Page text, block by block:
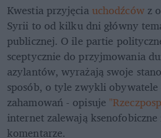
Kwestia przyjęcia uchodźców z
Syrii to od kilku dni główny
publicznej. O ile partie
sceptycznie do przyjmowania
azylantów, wyrażają swoje
sposób, o tyle zwykli obywatele
zahamowań - opisuje
internet zalewają
komentarze.